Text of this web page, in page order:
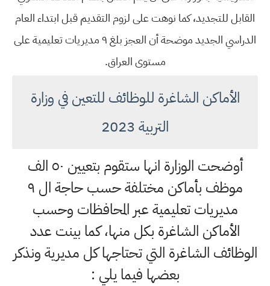
القابل للتجديد، كما نوهت على لزوم التقديم قبل ابتداء العام
الدراسي الجديد موضحة أن العجز بلغ ٩ مديريات تعليمية على
مستوى العراق.
الأماكن الشاغرة للوظائف للتعين في وزارة
التربية 2023
أوضحت الوزارة انها ستقوم بتعيين ٥٠ الف
موظف بأماكن مختلفة حسب حاجة ال ٩
مديريات تعليمية عبر المحافظات وحسب
الأماكن الشاغرة بكل منها، كما بينت عدد
الوظائف الشاغرة التي تحتاجها كل مديرية ونذكر
بعضها فيما يلي :